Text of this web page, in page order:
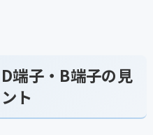
端子・B端子の見
ト